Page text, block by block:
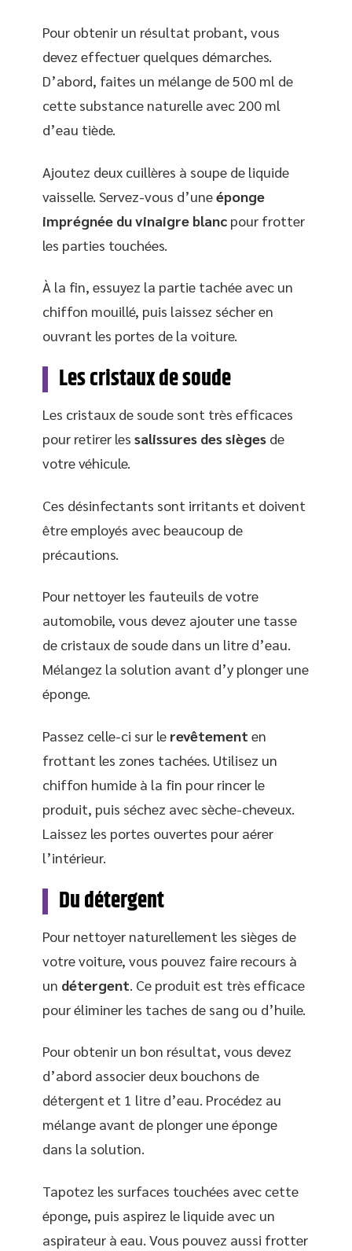
Pour obtenir un résultat probant, vous
devez effectuer quelques démarches.
D’abord, faites un mélange de 500 ml de
cette substance naturelle avec 200 ml
d’eau tiède.
Ajoutez deux cuillères à soupe de liquide
vaisselle. Servez-vous d’uneéponge
imprégnée du vinaigre blanc pour frotter
les parties touchées.
À la fin, essuyez la partie tachée avec un
chiffon mouillé, puis laissez sécher en
ouvrant les portes de la voiture.
Les cristaux de soude
Les cristaux de soude sont très efficaces
pour retirer les salissures des sièges de
votre véhicule.
Ces désinfectants sont irritants et doivent
être employés avec beaucoup de
précautions.
Pour nettoyer les fauteuils de votre
automobile, vous devez ajouter une tasse
de cristaux de soude dans un litre d’eau.
Mélangez la solution avant d’y plonger une
éponge.
Passez celle-ci sur le revêtement en
frottant les zones tachées. Utilisez un
chiffon humide à la fin pour rincer le
produit, puis séchez avec sèche-cheveux.
Laissez les portes ouvertes pour aérer
l’intérieur.
Du détergent
Pour nettoyer naturellement les sièges de
votre voiture, vous pouvez faire recours à
un détergent . Ce produit est très efficace
pour éliminer les taches de sang ou d’huile.
Pour obtenir un bon résultat, vous devez
d’abord associer deux bouchons de
détergent et 1 litre d’eau. Procédez au
mélange avant de plonger une éponge
dans la solution.
Tapotez les surfaces touchées avec cette
éponge, puis aspirez le liquide avec un
aspirateur à eau. Vous pouvez aussi frotter